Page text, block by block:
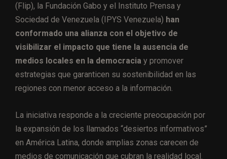
(Flip), la Fundación Gabo y el Instituto Prensa y
Sociedad de Venezuela (IPYS Venezuela) han
conformado una alianza con el objetivo de
visibilizar el impacto que tiene la ausencia de
medios locales en la democracia y promover
estrategias que garanticen su sostenibilidad en las
regiones con menor acceso a la información.
La iniciativa responde a la creciente preocupación por
la expansión de los llamados “desiertos informativos”
en América Latina, donde amplias zonas carecen de
medios de comunicación que cubran la realidad local.